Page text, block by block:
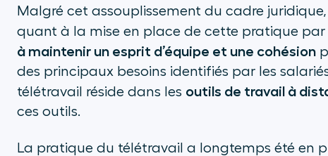
Malgré cet assouplissement du cadre
quant à la mise en place de cette pratique
à maintenir un esprit d’équipe et une cohésion
des principaux besoins identifiés par les
télétravail réside dans les outils de travail à
ces outils.
La pratique du télétravail a longtemps été en